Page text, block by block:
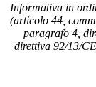
Informativa in
(articolo 44,
paragrafo 4,
direttiva 92/13/